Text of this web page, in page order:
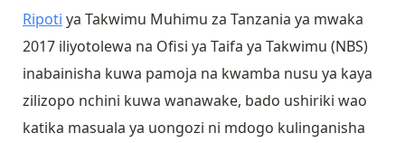
Ripoti ya Takwimu Muhimu za Tanzania ya mwaka
2017 iliyotolewa na Ofisi ya Taifa ya Takwimu (NBS)
inabainisha kuwa pamoja na kwamba nusu ya kaya
zilizopo nchini kuwa wanawake, bado ushiriki wao
katika masuala ya uongozi ni mdogo kulinganisha